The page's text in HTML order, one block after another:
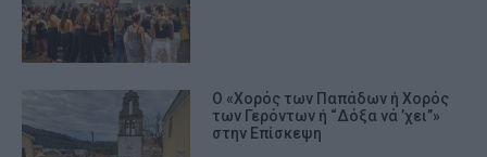
Ο «Χορός των Παπάδων ή Χορός
των Γερόντων ή “Δόξα νά ’χει”»
στην Επίσκεψη